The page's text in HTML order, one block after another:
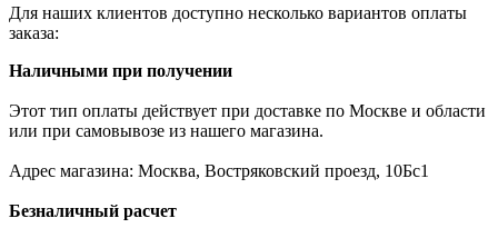
Для наших клиентов доступно несколько вариантов оплаты
заказа:
Наличными при получении
Этот тип оплаты действует при доставке по Москве и области
или при самовывозе из нашего магазина.
Адрес магазина: Москва, Востряковский проезд, 10Бс1
Безналичный расчет